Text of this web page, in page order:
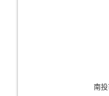
南